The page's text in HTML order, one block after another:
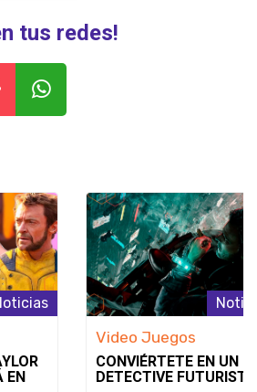
tus redes!
EN
Video Juegos
CONVIÉRTETE EN UN
DETECTIVE